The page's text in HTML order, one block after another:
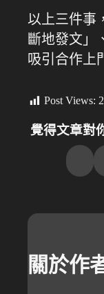
以上三件事
斷地發文」
吸引合作上
Post Views:
覺得文章對
關於作